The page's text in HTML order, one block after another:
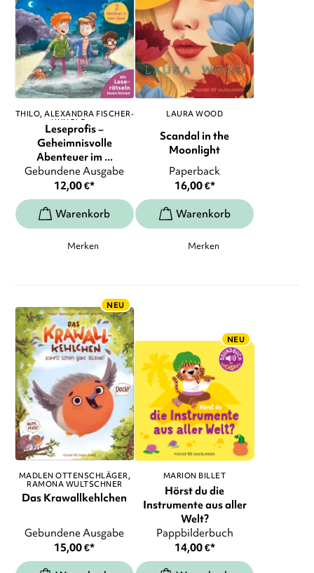
THILO ALEXANDRA FISCHER-
HUNOLD, ...
Leseprofis –
Geheimnisvolle
Abenteuer im ...
Gebundene Ausgabe
12,00€*
Merken
LAURA WOOD
Scandal in the
Moonlight
Paperback
16,00€*
Merken
NEU
MADLEN OTTENSCHLÄGER
RAMONA WULTSCHNER
Das Krawallkehlchen
Gebundene Ausgabe
15,00€*
NEU
MARION BILLET
Hörst du die
Instrumente aus aller
Welt?
Pappbilderbuch
14,00€*